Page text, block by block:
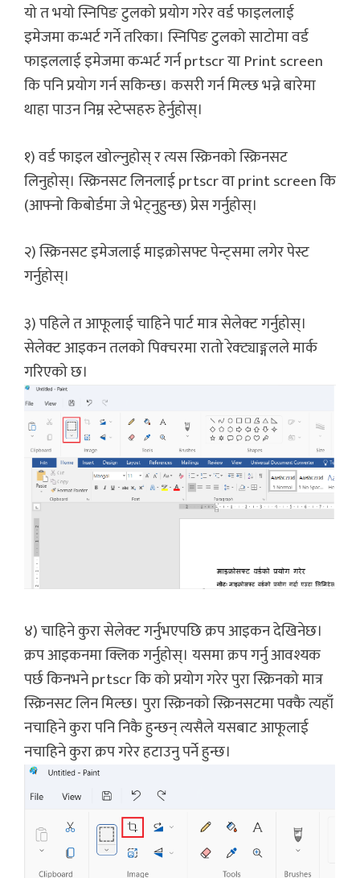
यो त भयो स्निपिङ टुलको प्रयोग गरेर वर्ड फाइललाई
इमेजमा कन्भर्ट गर्ने तरिका। स्निपिङ टुलको साटोमा वर्ड
फाइललाई इमेजमा कन्भर्ट गर्न prtscr या Print screen
कि पनि प्रयोग गर्न सकिन्छ। कसरी गर्न मिल्छ भन्ने बारेमा
थाहा पाउन निम्न स्टेप्सहरु हेर्नुहोस्।
१) वर्ड फाइल खोल्नुहोस् र त्यस स्क्रिनको स्क्रिनसट
लिनुहोस्। स्क्रिनसट लिनलाई prtscr वा print screen कि
(आफ्नो किबोर्डमा जे भेट्नुहुन्छ) प्रेस गर्नुहोस्।
२) स्क्रिनसट इमेजलाई माइक्रोसफ्ट पेन्ट्समा लगेर पेस्ट
गर्नुहोस्।
३) पहिले त आफूलाई चाहिने पार्ट मात्र सेलेक्ट गर्नुहोस्।
सेलेक्ट आइकन तलको पिक्चरमा रातो रेक्ट्याङ्गलले मार्क
गरिएको छ।
४) चाहिने कुरा सेलेक्ट गर्नुभएपछि क्रप आइकन देखिनेछ।
क्रप आइकनमा क्लिक गर्नुहोस्। यसमा क्रप गर्नु आवश्यक
पर्छ किनभने prtscr कि को प्रयोग गरेर पुरा स्क्रिनको मात्र
स्क्रिनसट लिन मिल्छ। पुरा स्क्रिनको स्क्रिनसटमा पक्कै त्यहाँ
नचाहिने कुरा पनि निकै हुन्छन् त्यसैले यसबाट आफूलाई
नचाहिने कुरा क्रप गरेर हटाउनु पर्ने हुन्छ।